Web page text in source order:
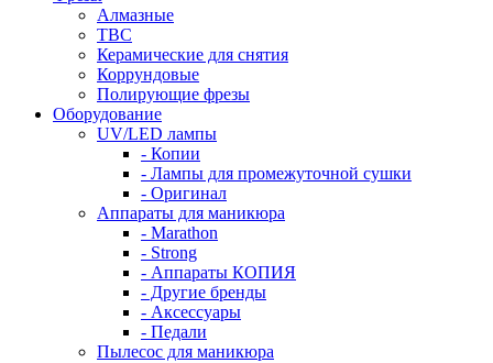
Алмазные
ТВС
Керамические для снятия
Коррундовые
Полирующие фрезы
Оборудование
UV/LED лампы
- Копии
- Лампы для промежуточной сушки
- Оригинал
Аппараты для маникюра
- Marathon
- Strong
- Аппараты КОПИЯ
- Другие бренды
- Аксессуары
- Педали
Пылесос для маникюра